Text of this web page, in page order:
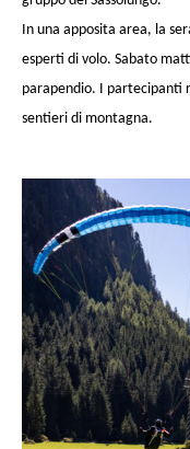
In una apposita area, la
esperti di volo. Sabato
parapendio. I partecipanti
sentieri di montagna.